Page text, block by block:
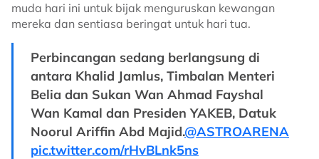
muda hari ini untuk bijak menguruskan kewangan
mereka dan sentiasa beringat untuk hari tua.
Perbincangan sedang berlangsung di
antara Khalid Jamlus, Timbalan Menteri
Belia dan Sukan Wan Ahmad Fayshal
Wan Kamal dan Presiden YAKEB, Datuk
Noorul Ariffin Abd Majid.@ASTROARENA
pic.twitter.com/rHvBLnk5ns